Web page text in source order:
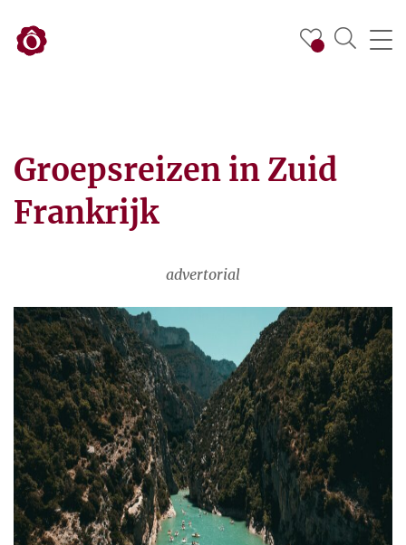
Groepsreizen in Zuid
Frankrijk
advertorial